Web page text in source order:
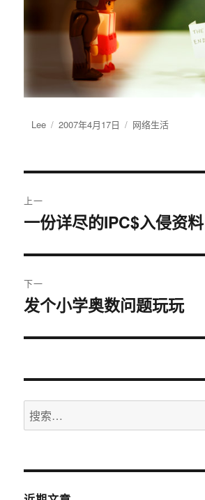
作
Lee
发
2007年4月17日
分
网络生活
章
航
上一
上
文
章：
一份详尽的IPC$入侵资料
下一
下
文
发个小学奥数问题玩玩
搜
索：